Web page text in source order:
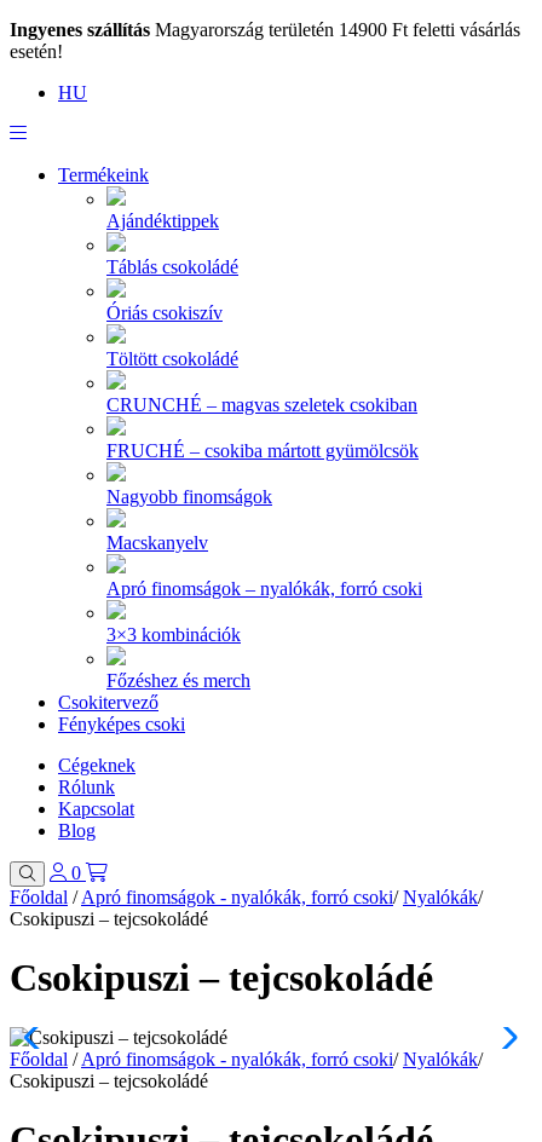
Ingyenes szállítás Magyarország területén 14900 Ft feletti vásárlás
esetén!
HU
Termékeink
Ajándéktippek
Táblás csokoládé
Óriás csokiszív
Töltött csokoládé
CRUNCHÉ – magvas szeletek csokiban
FRUCHÉ – csokiba mártott gyümölcsök
Nagyobb finomságok
Macskanyelv
Apró finomságok – nyalókák, forró csoki
3×3 kombinációk
Főzéshez és merch
Csokitervező
Fényképes csoki
Cégeknek
Rólunk
Kapcsolat
Blog
0
Főoldal / Apró finomságok - nyalókák, forró csoki/ Nyalókák/
Csokipuszi – tejcsokoládé
Csokipuszi – tejcsokoládé
Főoldal / Apró finomságok - nyalókák, forró csoki/ Nyalókák/
Csokipuszi – tejcsokoládé